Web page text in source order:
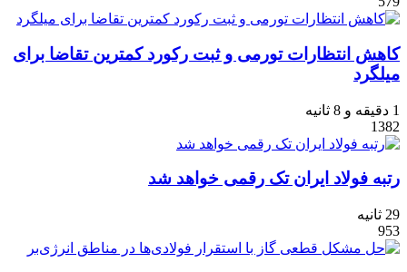
کاهش انتظارات تورمی و ثبت رکورد کمترین تقاضا برای
میلگرد
1 دقیقه و 8 ثانیه
1382
رتبه فولاد ایران تک‌ رقمی خواهد شد
29 ثانیه
953